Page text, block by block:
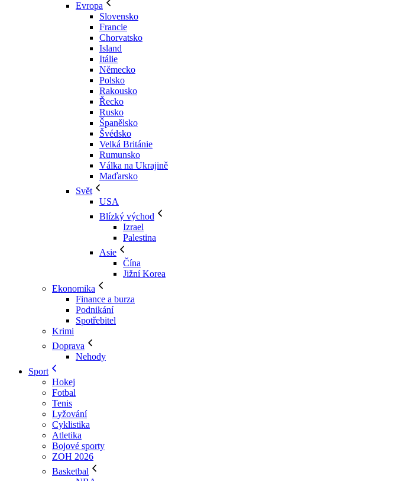
Evropa
Slovensko
Francie
Chorvatsko
Island
Itálie
Německo
Polsko
Rakousko
Řecko
Rusko
Španělsko
Švédsko
Velká Británie
Rumunsko
Válka na Ukrajině
Maďarsko
Svět
USA
Blízký východ
Izrael
Palestina
Asie
Čína
Jižní Korea
Ekonomika
Finance a burza
Podnikání
Spotřebitel
Krimi
Doprava
Nehody
Sport
Hokej
Fotbal
Tenis
Lyžování
Cyklistika
Atletika
Bojové sporty
ZOH 2026
Basketbal